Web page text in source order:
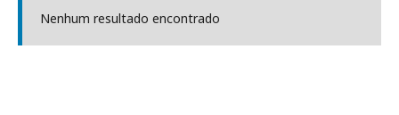
Nenhum resultado encontrado